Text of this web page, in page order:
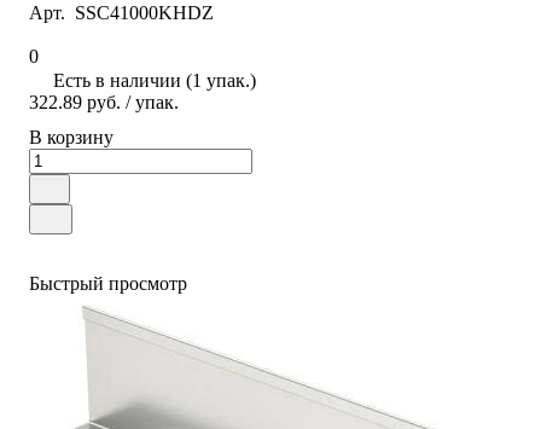
Арт. SSC41000KHDZ
0
Есть в наличии (1 упак.)
322.89 руб. / упак.
В корзину
Быстрый просмотр